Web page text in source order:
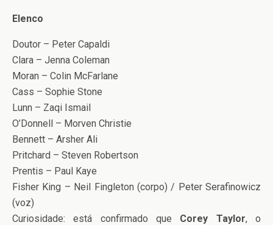
Elenco
Doutor – Peter Capaldi
Clara – Jenna Coleman
Moran – Colin McFarlane
Cass – Sophie Stone
Lunn – Zaqi Ismail
O’Donnell – Morven Christie
Bennett – Arsher Ali
Pritchard – Steven Robertson
Prentis – Paul Kaye
Fisher King – Neil Fingleton (corpo) / Peter Serafinowicz
(voz)
Curiosidade: está confirmado que Corey Taylor, o